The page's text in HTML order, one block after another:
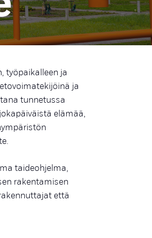
työpaikalleen ja
ja
tunnetussa
elämää,
taideohjelma,
rakentamisen
että